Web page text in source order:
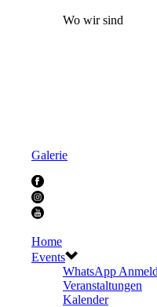
Wo wir sind
Galerie
Home
Events
WhatsApp
Veranstaltungen
Kalender